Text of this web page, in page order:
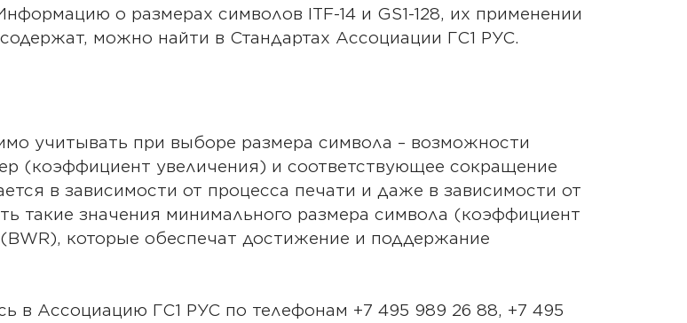
о размерах символов ITF-14 и GS1-128, их применении
можно найти в Стандартах Ассоциации ГС1 РУС.
учитывать при выборе размера символа – возможности
(коэффициент увеличения) и соответствующее сокращение
в зависимости от процесса печати и даже в зависимости от
такие значения минимального размера символа (коэффициент
которые обеспечат достижение и поддержание
в Ассоциацию ГС1 РУС по телефонам +7 495 989 26 88, +7 495